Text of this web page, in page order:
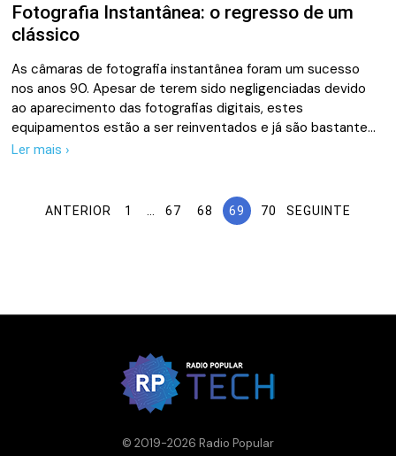
Fotografia Instantânea: o regresso de um
clássico
As câmaras de fotografia instantânea foram um sucesso
nos anos 90. Apesar de terem sido negligenciadas devido
ao aparecimento das fotografias digitais, estes
equipamentos estão a ser reinventados e já são bastante…
Ler mais ›
ANTERIOR 1 67 68 69 70 SEGUINTE
© 2019-2026 Radio Popular